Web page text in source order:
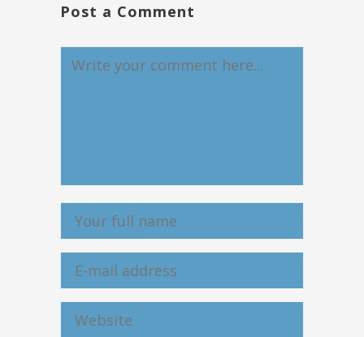
Post a Comment